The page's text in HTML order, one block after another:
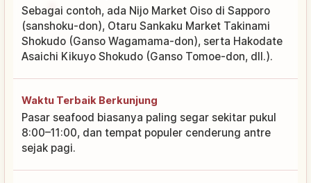
Sebagai contoh, ada Nijo Market Oiso di Sapporo
(sanshoku-don), Otaru Sankaku Market Takinami
Shokudo (Ganso Wagamama-don), serta Hakodate
Asaichi Kikuyo Shokudo (Ganso Tomoe-don, dll.).
Waktu Terbaik Berkunjung
Pasar seafood biasanya paling segar sekitar pukul
8:00–11:00, dan tempat populer cenderung antre
sejak pagi.